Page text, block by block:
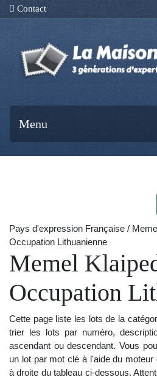
Contact
Menu
Pays d'expression Française /
Occupation Lithuanienne
Memel
Occupation
Cette page liste les lots de la
trier les lots par numéro,
ascendant ou descendant. Vous
un lot par mot clé à l'aide du
à droite du tableau ci-dessous.